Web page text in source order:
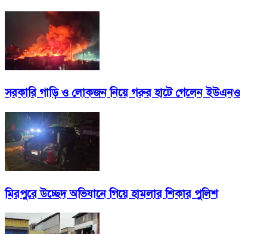
সরকারি গাড়ি ও লোকজন নিয়ে গরুর হাটে গেলেন ইউএনও
মিরপুরে উচ্ছেদ অভিযানে গিয়ে হামলার শিকার পুলিশ